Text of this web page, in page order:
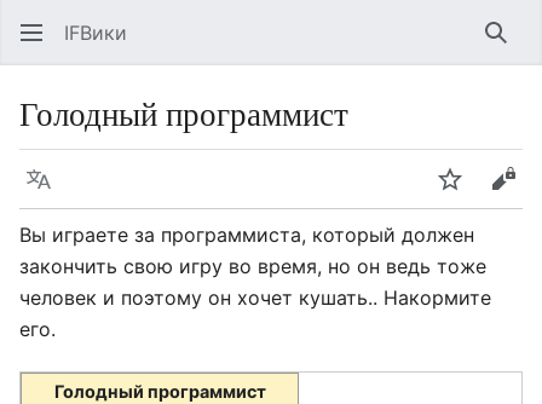
IFВики
Голодный программист
Язык Следить
Вы играете за программиста, который должен
закончить свою игру во время, но он ведь тоже
человек и поэтому он хочет кушать.. Накормите
его.
Голодный программист